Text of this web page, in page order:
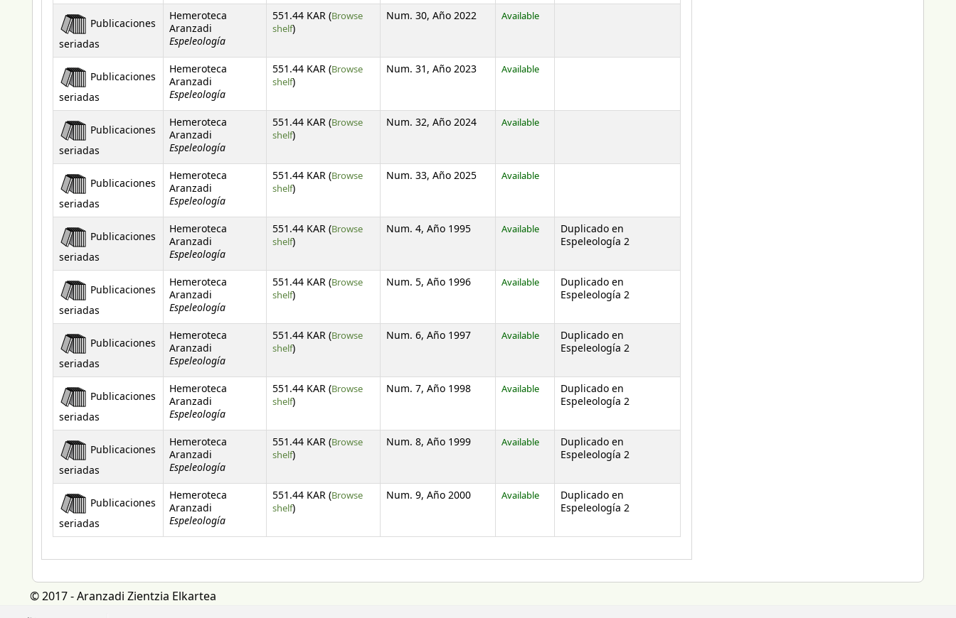
Publicaciones
seriadas
Hemeroteca
Aranzadi
Espeleología
551.44 KAR (Browse
shelf(Opens below)
)
Num. 30, Año 2022 Available
Publicaciones
seriadas
Hemeroteca
Aranzadi
Espeleología
551.44 KAR (Browse
shelf(Opens below)
)
Num. 31, Año 2023 Available
Publicaciones
seriadas
Hemeroteca
Aranzadi
Espeleología
551.44 KAR (Browse
shelf(Opens below)
)
Num. 32, Año 2024 Available
Publicaciones
seriadas
Hemeroteca
Aranzadi
Espeleología
551.44 KAR (Browse
shelf(Opens below)
)
Num. 33, Año 2025 Available
Publicaciones
seriadas
Hemeroteca
Aranzadi
Espeleología
551.44 KAR (Browse
shelf(Opens below)
)
Num. 4, Año 1995 Available
Duplicado en
Espeleología 2
Publicaciones
seriadas
Hemeroteca
Aranzadi
Espeleología
551.44 KAR (Browse
shelf(Opens below)
)
Num. 5, Año 1996 Available
Duplicado en
Espeleología 2
Publicaciones
seriadas
Hemeroteca
Aranzadi
Espeleología
551.44 KAR (Browse
shelf(Opens below)
)
Num. 6, Año 1997 Available
Duplicado en
Espeleología 2
Publicaciones
seriadas
Hemeroteca
Aranzadi
Espeleología
551.44 KAR (Browse
shelf(Opens below)
)
Num. 7, Año 1998 Available
Duplicado en
Espeleología 2
Publicaciones
seriadas
Hemeroteca
Aranzadi
Espeleología
551.44 KAR (Browse
shelf(Opens below)
)
Num. 8, Año 1999 Available
Duplicado en
Espeleología 2
Publicaciones
seriadas
Hemeroteca
Aranzadi
Espeleología
551.44 KAR (Browse
shelf(Opens below)
)
Num. 9, Año 2000 Available
Duplicado en
Espeleología 2
© 2017 - Aranzadi Zientzia Elkartea